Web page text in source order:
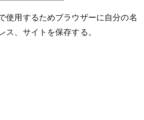
使用するためブラウザーに自分の名
ス、サイトを保存する。